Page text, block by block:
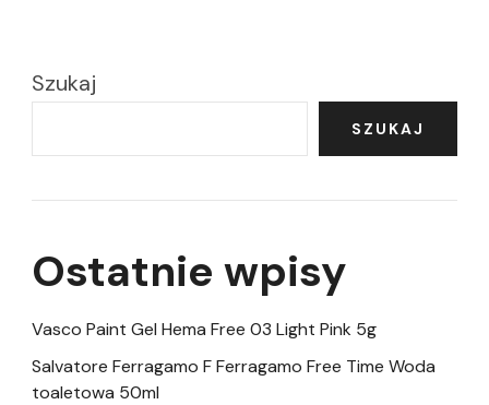
Szukaj
SZUKAJ
Ostatnie wpisy
Vasco Paint Gel Hema Free 03 Light Pink 5g
Salvatore Ferragamo F Ferragamo Free Time Woda
toaletowa 50ml